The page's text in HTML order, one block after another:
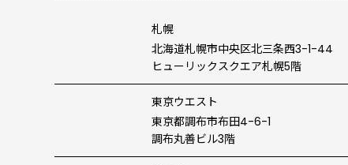
札幌
北海道札幌市中央区北三条西3-1-44
ヒューリックスクエア札幌5階
東京ウエスト
東京都調布市布田4-6-1
調布丸善ビル3階